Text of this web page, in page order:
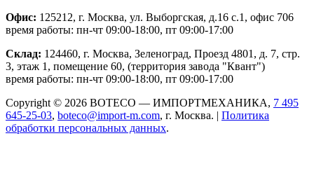
Офис: 125212, г. Москва, ул. Выборгская, д.16 с.1, офис 706
время работы: пн-чт 09:00-18:00, пт 09:00-17:00
Склад: 124460, г. Москва, Зеленоград, Проезд 4801, д. 7, стр.
3, этаж 1, помещение 60, (территория завода "Квант")
время работы: пн-чт 09:00-18:00, пт 09:00-17:00
Copyright © 2026 BOTECO — ИМПОРТМЕХАНИКА, 7 495
645-25-03, boteco@import-m.com, г. Москва. | Политика
обработки персональных данных.